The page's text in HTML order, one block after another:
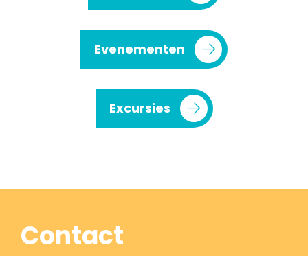
Evenementen
Excursies
Contact